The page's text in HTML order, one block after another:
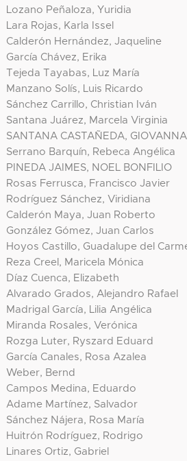
Lozano Peñaloza, Yuridia
Lara Rojas, Karla Issel
Calderón Hernández, Jaqueline
García Chávez, Erika
Tejeda Tayabas, Luz María
Manzano Solís, Luis Ricardo
Sánchez Carrillo, Christian Iván
Santana Juárez, Marcela Virginia
SANTANA CASTAÑEDA, GIOVANNA
Serrano Barquín, Rebeca Angélica
PINEDA JAIMES, NOEL BONFILIO
Rosas Ferrusca, Francisco Javier
Rodríguez Sánchez, Viridiana
Calderón Maya, Juan Roberto
González Gómez, Juan Carlos
Hoyos Castillo, Guadalupe del
Reza Creel, Maricela Mónica
Díaz Cuenca, Elizabeth
Alvarado Grados, Alejandro Rafael
Madrigal García, Lilia Angélica
Miranda Rosales, Verónica
Rozga Luter, Ryszard Eduard
García Canales, Rosa Azalea
Weber, Bernd
Campos Medina, Eduardo
Adame Martínez, Salvador
Sánchez Nájera, Rosa María
Huitrón Rodríguez, Rodrigo
Linares Ortiz, Gabriel